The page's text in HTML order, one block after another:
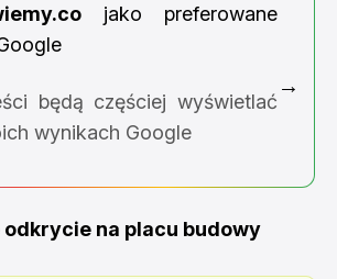
jako preferowane
będą częściej wyświetlać
wynikach Google
→
na placu budowy